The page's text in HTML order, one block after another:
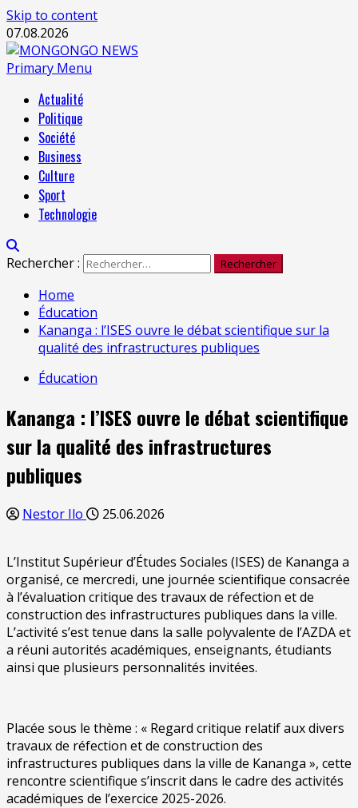
Skip to content
07.08.2026
Primary Menu
Actualité
Politique
Société
Business
Culture
Sport
Technologie
Rechercher :
Home
Éducation
Kananga : l’ISES ouvre le débat scientifique sur la
qualité des infrastructures publiques
Éducation
Kananga : l’ISES ouvre le débat scientifique
sur la qualité des infrastructures
publiques
Nestor Ilo 25.06.2026
L’Institut Supérieur d’Études Sociales (ISES) de Kananga a
organisé, ce mercredi, une journée scientifique consacrée
à l’évaluation critique des travaux de réfection et de
construction des infrastructures publiques dans la ville.
L’activité s’est tenue dans la salle polyvalente de l’AZDA et
a réuni autorités académiques, enseignants, étudiants
ainsi que plusieurs personnalités invitées.
Placée sous le thème : « Regard critique relatif aux divers
travaux de réfection et de construction des
infrastructures publiques dans la ville de Kananga », cette
rencontre scientifique s’inscrit dans le cadre des activités
académiques de l’exercice 2025-2026.